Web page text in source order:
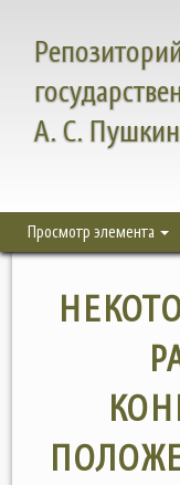
А. С.
Просмотр элемента